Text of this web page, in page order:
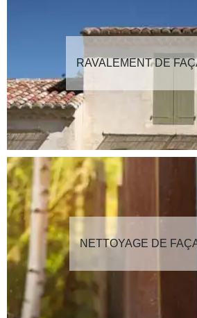
RAVALEMENT DE
NETTOYAGE DE